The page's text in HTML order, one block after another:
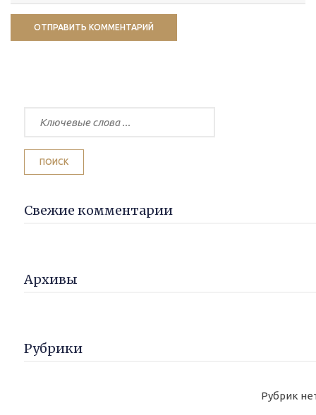
Свежие комментарии
Архивы
Рубрики
Рубрик